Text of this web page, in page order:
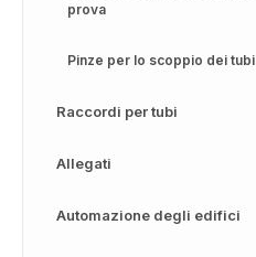
prova
Pinze per lo scoppio dei tubi
Raccordi per tubi
Allegati
Automazione degli edifici